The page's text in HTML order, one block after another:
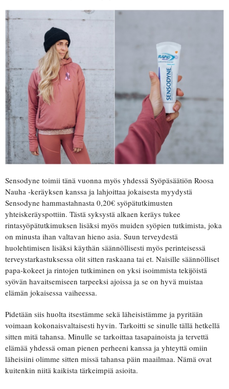
Sensodyne toimii tänä vuonna myös yhdessä Syöpäsäätiön Roosa
Nauha -keräyksen kanssa ja lahjoittaa jokaisesta myydystä
Sensodyne hammastahnasta 0,20€ syöpätutkimusten
yhteiskeräyspottiin. Tästä syksystä alkaen keräys tukee
rintasyöpätutkimuksen lisäksi myös muiden syöpien tutkimista, joka
on minusta ihan valtavan hieno asia. Suun terveydestä
huolehtimisen lisäksi käythän säännöllisesti myös perinteisessä
terveystarkastuksessa olit sitten raskaana tai et. Naisille säännölliset
papa-kokeet ja rintojen tutkiminen on yksi isoimmista tekijöistä
syövän havaitsemiseen tarpeeksi ajoissa ja se on hyvä muistaa
elämän jokaisessa vaiheessa.
Pidetään siis huolta itsestämme sekä läheisistämme ja pyritään
voimaan kokonaisvaltaisesti hyvin. Tarkoitti se sinulle tällä hetkellä
sitten mitä tahansa. Minulle se tarkoittaa tasapainoista ja tervettä
elämää yhdessä oman pienen perheeni kanssa ja yhteyttä omiin
läheisiini olimme sitten missä tahansa päin maailmaa. Nämä ovat
kuitenkin niitä kaikista tärkeimpiä asioita.